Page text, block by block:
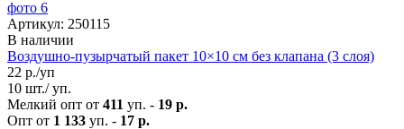
Артикул: 250115
В наличии
Воздушно-пузырчатый пакет 10×10 см без клапана (3 слоя)
22 р./уп
10 шт./ уп.
Мелкий опт от 411 уп. - 19 р.
Опт от 1 133 уп. - 17 р.